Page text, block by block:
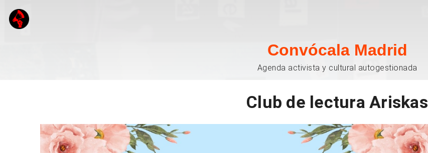
Convócala Madrid
Agenda activista y cultural autogestionada
Club de lectura Ariskas